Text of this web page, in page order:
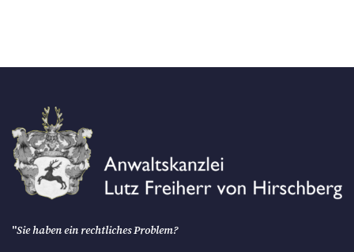
"Sie haben ein rechtliches Problem?